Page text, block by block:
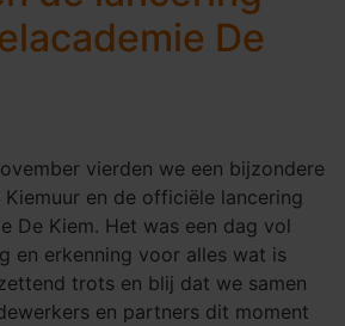
De
vierden we een bijzondere
en de officiële lancering
De Kiem. Het was een dag vol
en erkenning voor alles wat is
trots en blij dat we samen
en partners dit moment